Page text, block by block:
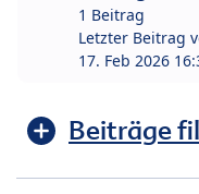
1 Beitrag
Letzter Beitrag
17. Feb 2026
Beiträge